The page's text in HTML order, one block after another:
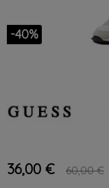
-40%
36,00 € 60,00 €